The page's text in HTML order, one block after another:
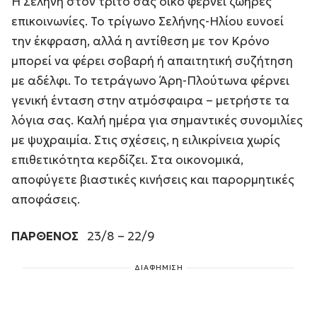
επικοινωνίες. Το τρίγωνο Σελήνης-Ηλίου ευνοεί
την έκφραση, αλλά η αντίθεση με τον Κρόνο
μπορεί να φέρει σοβαρή ή απαιτητική συζήτηση
με αδέλφι. Το τετράγωνο Άρη-Πλούτωνα φέρνει
γενική ένταση στην ατμόσφαιρα – μετρήστε τα
λόγια σας. Καλή ημέρα για σημαντικές συνομιλίες
με ψυχραιμία. Στις σχέσεις, η ειλικρίνεια χωρίς
επιθετικότητα κερδίζει. Στα οικονομικά,
αποφύγετε βιαστικές κινήσεις και παρορμητικές
αποφάσεις.
ΠΑΡΘΕΝΟΣ 23/8 – 22/9
ΔΙΑΦΗΜΙΣΗ